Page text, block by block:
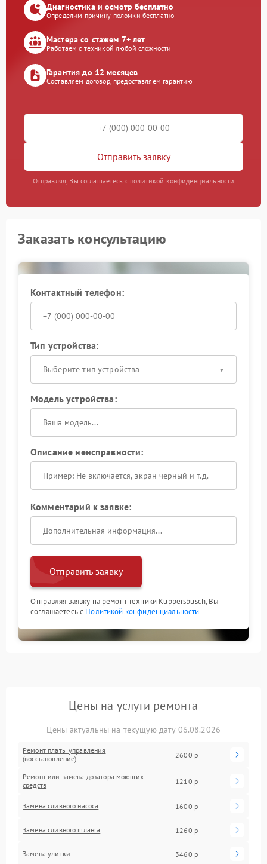
Диагностика и осмотр бесплатно
Определим причину поломки бесплатно
Мастера со стажем 7+ лет
Работаем с техникой любой сложности
Гарантия до 12 месяцев
Составляем договор, предоставляем гарантию
Отправить заявку
Отправляя, Вы соглашаетесь с политикой конфиденциальности
Заказать консультацию
Контактный телефон:
Тип устройства:
Выберите тип устройства
Модель устройства:
Описание неисправности:
Комментарий к заявке:
Отправить заявку
Отправляя заявку на ремонт техники Kuppersbusch, Вы
соглашаетесь с Политикой конфиденциальности
Цены на услуги ремонта
Цены актуальны на текущую дату 06.08.2026
Ремонт платы управления
(восстановление)
2600 р
Ремонт или замена дозатора моющих
средств
1210 р
Замена сливного насоса 1600 р
Замена сливного шланга 1260 р
Замена улитки 3460 р